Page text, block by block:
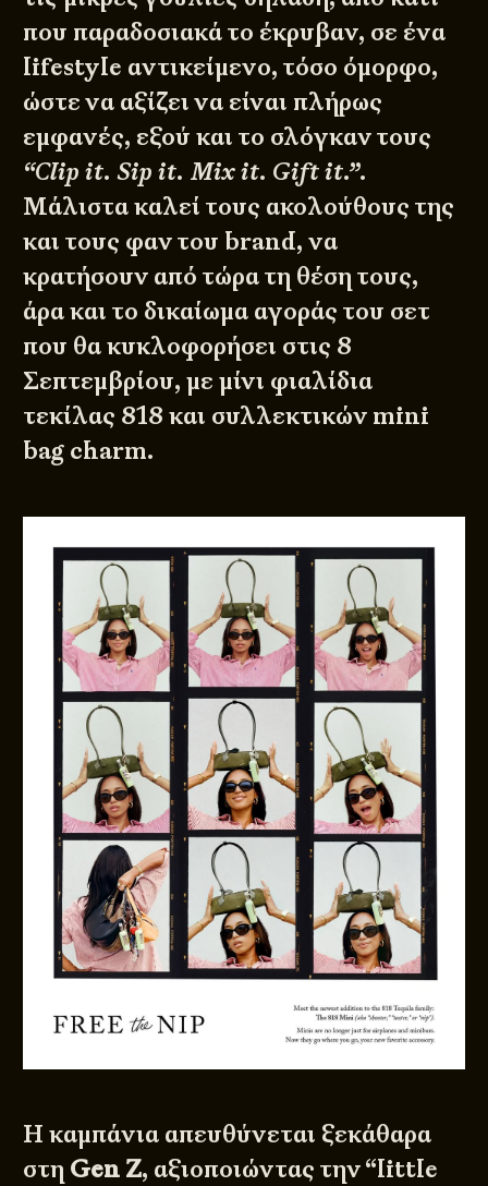
που παραδοσιακά το έκρυβαν, σε ένα
lifestyle αντικείμενο, τόσο όμορφο,
ώστε να αξίζει να είναι πλήρως
εμφανές, εξού και το σλόγκαν τους
“Clip it. Sip it. Mix it. Gift it.”.
Μάλιστα καλεί τους ακολούθους της
και τους φαν του brand, να
κρατήσουν από τώρα τη θέση τους,
άρα και το δικαίωμα αγοράς του σετ
που θα κυκλοφορήσει στις 8
Σεπτεμβρίου, με μίνι φιαλίδια
τεκίλας 818 και συλλεκτικών mini
bag charm.
Η καμπάνια απευθύνεται ξεκάθαρα
στη Gen Z, αξιοποιώντας την “little